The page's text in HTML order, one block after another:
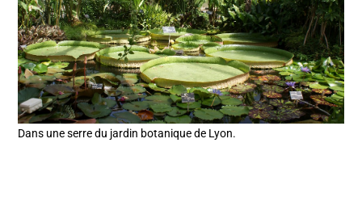
Dans une serre du jardin botanique de Lyon.